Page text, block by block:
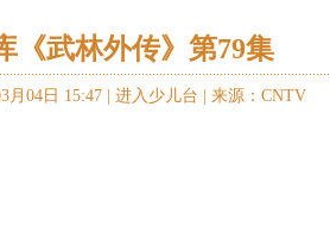
《武林外传》第79集
月04日 15:47 | 进入少儿台 来源：CNTV